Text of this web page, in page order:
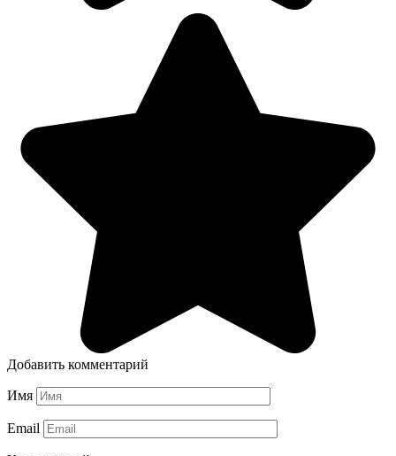
Добавить комментарий
Имя
Email